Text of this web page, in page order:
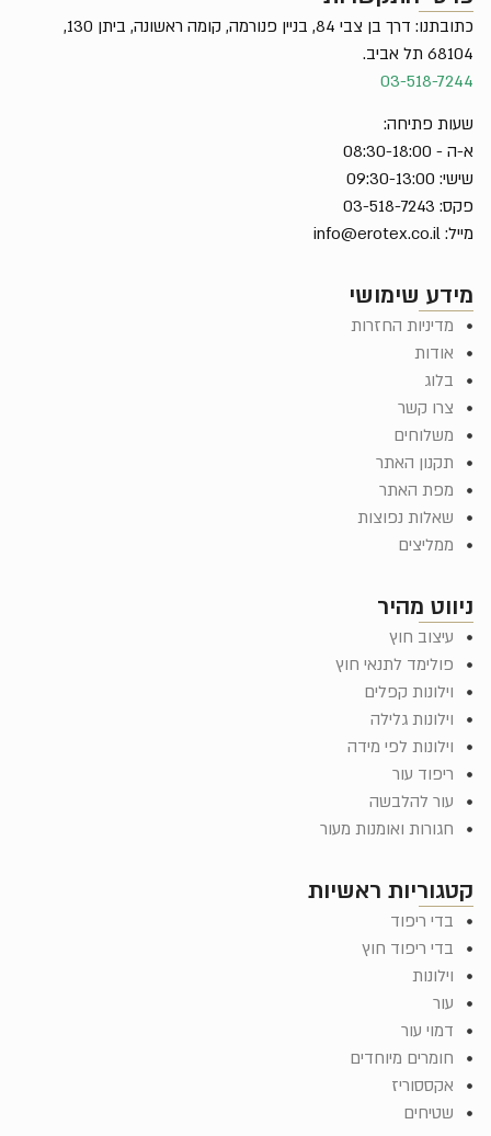
קטגוריות ראשיות
בדי ריפוד
בדי ריפוד חוץ
וילונות
עור
דמוי עור
חומרים מיוחדים
אקססוריז
שטיחים
ניווט מהיר
עיצוב חוץ
פולימד לתנאי חוץ
וילונות קפלים
וילונות גלילה
וילונות לפי מידה
ריפוד עור
עור להלבשה
חגורות ואומנות מעור
מידע שימושי
מדיניות החזרות
אודות
בלוג
צרו קשר
משלוחים
תקנון האתר
מפת האתר
שאלות נפוצות
ממליצים
כתובתנו: דרך בן צבי 84, בניין פנורמה, קומה ראשונה, ביתן 130,
68104 תל אביב.
03-518-7244
שעות פתיחה:
א-ה - 08:30-18:00
שישי: 09:30-13:00
פקס: 03-518-7243
מייל: info@erotex.co.il